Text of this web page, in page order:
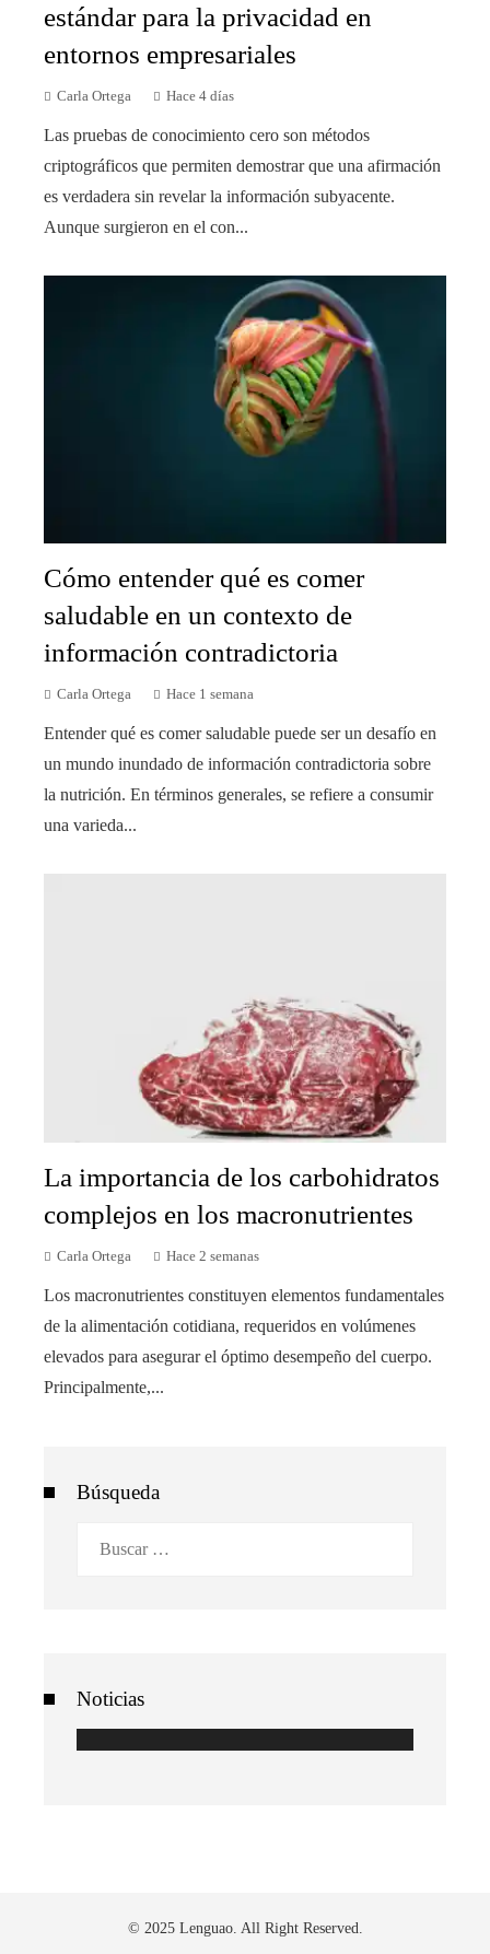
estándar para la privacidad en
entornos empresariales
Carla Ortega Hace 4 días
Las pruebas de conocimiento cero son métodos
criptográficos que permiten demostrar que una afirmación
es verdadera sin revelar la información subyacente.
Aunque surgieron en el con...
Cómo entender qué es comer
saludable en un contexto de
información contradictoria
Carla Ortega Hace 1 semana
Entender qué es comer saludable puede ser un desafío en
un mundo inundado de información contradictoria sobre
la nutrición. En términos generales, se refiere a consumir
una varieda...
La importancia de los carbohidratos
complejos en los macronutrientes
Carla Ortega Hace 2 semanas
Los macronutrientes constituyen elementos fundamentales
de la alimentación cotidiana, requeridos en volúmenes
elevados para asegurar el óptimo desempeño del cuerpo.
Principalmente,...
Búsqueda
Noticias
© 2025 Lenguao. All Right Reserved.